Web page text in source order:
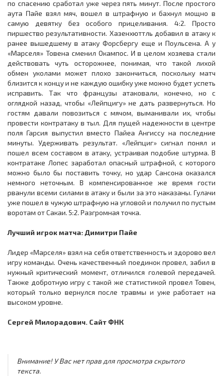
по спасению сработал уже через пять минут. После простого
аута Пайе взял мяч, вошел в штрафную и бахнул мощно в
самую девятку без особого прицеливания. 4:2. Просто
пиршество результативности. Хазенхюттль добавил в атаку к
ранее вышедшему в атаку Форсбергу еще и Поульсена. А у
«Марселя» Товена сменил Окампос. И в целом хозяева стали
действовать чуть осторожнее, понимая, что такой лихой
обмен уколами может плохо закончиться, поскольку матч
близится к концу и не каждую ошибку уже можно будет успеть
исправить. Так что французы атаковали, конечно, но с
оглядкой назад, чтобы «Лейпцигу» не дать развернуться. Но
гостям давали повозиться с мячом, выманивали их, чтобы
провести контратаку в тыл. Для пущей надежности в центре
поля Гарсия выпустил вместо Пайеа Ангиссу на последние
минуты. Удерживать результат. «Лейпциг» сигнал понял и
пошел всем составом в атаку, устраивая подобие штурма. В
контратаке Лопес заработал опасный штрафной, с которого
можно было бы поставить точку, но удар Сансона оказался
немного неточным. В компенсированное же время гости
рванули всеми силами в атаку и были за это наказаны. Гулачи
уже пошел в чужую штрафную на угловой и получил по пустым
воротам от Сакаи. 5:2. Разгромная точка.
Лучший игрок матча: Димитри Пайе
Лидер «Марселя» взял на себя ответственность и здорово вел
игру команды. Очень качественный поединок провел, забил в
нужный критический момент, отличился голевой передачей.
Также добротную игру с такой же статистикой провел Товен,
который только вернулся после травмы и уже работает на
высоком уровне.
Сергей Милорадович. Сайт ФНК
Внимание! У Вас нет прав для просмотра скрытого
текста.